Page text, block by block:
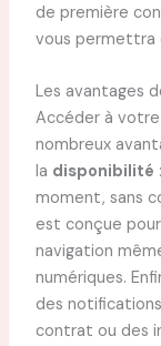
de première
vous permettra
Les avantages
Accéder à
nombreux
la disponibilité
moment, sans
est conçue
navigation
numériques.
des
contrat ou des